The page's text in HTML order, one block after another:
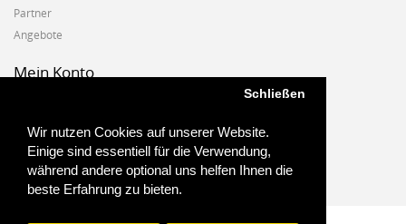
Wir nutzen Cookies auf unserer Website.
Einige sind essentiell für die Verwendung,
während andere optional uns helfen Ihnen die
beste Erfahrung zu bieten.
Schließen
Partner
Angebote
Mein Konto
Auftragshistorie
Wunschzettel
Newsletter